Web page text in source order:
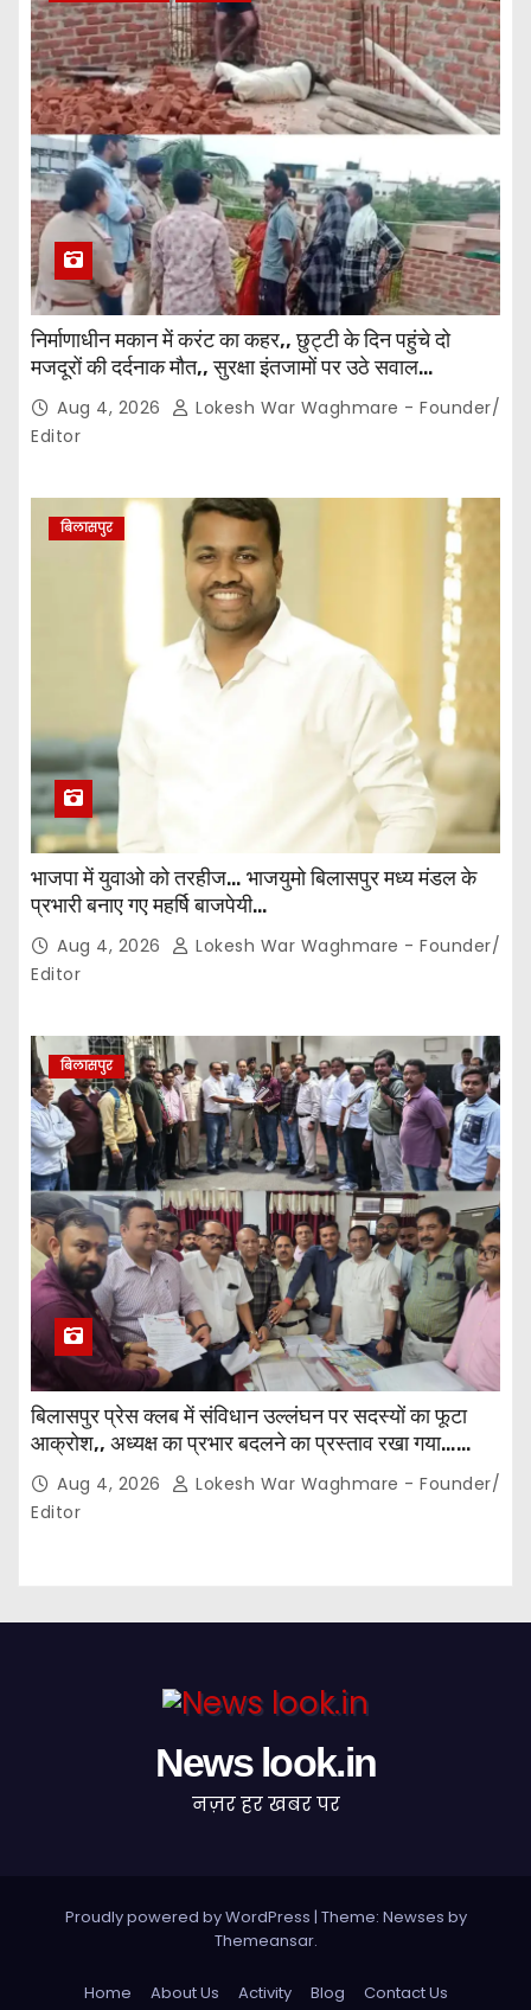
निर्माणाधीन मकान में करंट का कहर,, छुट्टी के दिन पहुंचे दो
मजदूरों की दर्दनाक मौत,, सुरक्षा इंतजामों पर उठे सवाल…
Aug 4, 2026
Lokesh War Waghmare - Founder/
Editor
बिलासपुर
भाजपा में युवाओ को तरहीज… भाजयुमो बिलासपुर मध्य मंडल के
प्रभारी बनाए गए महर्षि बाजपेयी…
Aug 4, 2026
Lokesh War Waghmare - Founder/
Editor
बिलासपुर
बिलासपुर प्रेस क्लब में संविधान उल्लंघन पर सदस्यों का फूटा
आक्रोश,, अध्यक्ष का प्रभार बदलने का प्रस्ताव रखा गया…
करीब 150 सदस्यों की बैठक में कई अहम प्रस्ताव सर्वसम्मति से
पारित,, पत्रकारों ने कलेक्टर व सहायक पंजीयक को सौंपा
ज्ञापन…
Aug 4, 2026
Lokesh War Waghmare - Founder/
Editor
News look.in
नज़र हर खबर पर
Proudly powered by WordPress | Theme: Newses by
Themeansar.
Home About Us Activity Blog Contact Us